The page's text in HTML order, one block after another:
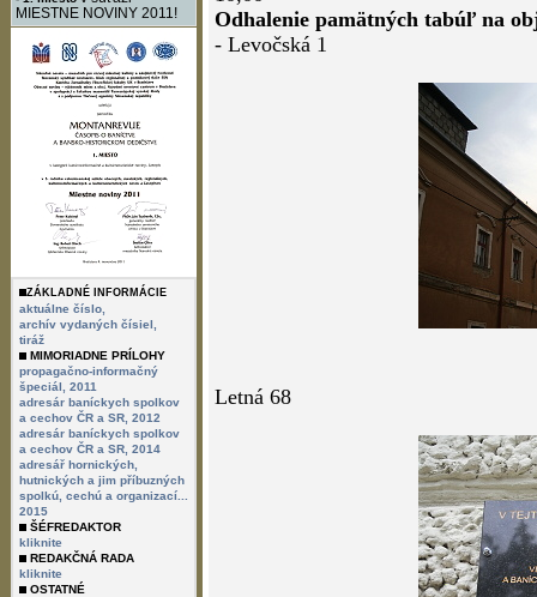
MIESTNE NOVINY 2011!
ZÁKLADNÉ INFORMÁCIE
aktuálne číslo,
archív vydaných čísiel,
tiráž
MIMORIADNE PRÍLOHY
propagačno-informačný
špeciál, 2011
adresár baníckych spolkov
a cechov ČR a SR, 2012
adresár baníckych spolkov
a cechov ČR a SR, 2014
adresář hornických,
hutnických a jim příbuzných
spolkú, cechú a organizací...
2015
ŠÉFREDAKTOR
kliknite
REDAKČNÁ RADA
kliknite
OSTATNÉ
Odhalenie pamätných tabúľ na
- Levočská 1
Letná 68